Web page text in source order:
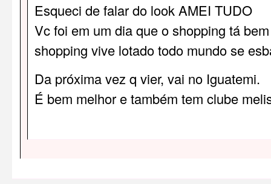
Esqueci de falar do look AMEI TUDO
Vc foi em um dia que o shopping tá
shopping vive lotado todo mundo se
Da próxima vez q vier, vai no Iguatemi.
É bem melhor e também tem clube